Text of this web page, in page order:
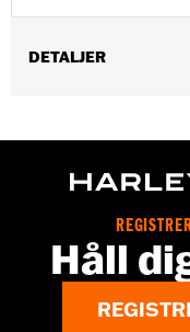
DETALJER
Sold In Units:Each
Nacelle
WARRANTY:
1 year
d.com/warranty
for full
Håll